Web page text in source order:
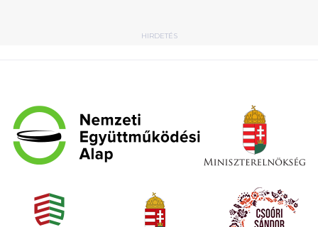
HIRDETÉS